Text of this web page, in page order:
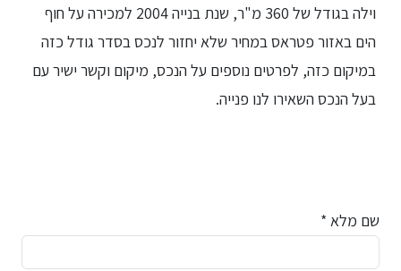
וילה בגודל של 360 מ"ר, שנת בנייה 2004 למכירה על חוף
הים באזור פטראס במחיר שלא יחזור לנכס בסדר גודל כזה
במיקום כזה, לפרטים נוספים על הנכס, מיקום וקשר ישיר עם
בעל הנכס השאירו לנו פנייה.
שם מלא *